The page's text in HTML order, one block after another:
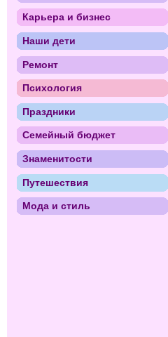
Карьера и бизнес
Наши дети
Ремонт
Психология
Праздники
Семейный бюджет
Знаменитости
Путешествия
Мода и стиль